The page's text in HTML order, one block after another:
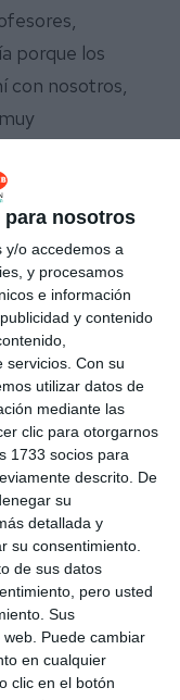
nosotros
y/o accedemos a
y procesamos
e información
y contenido
Con su
utilizar datos de
mediante las
clic para otorgarnos
1733 socios para
descrito. De
su
detallada y
su consentimiento.
de sus datos
pero usted
Sus
Puede cambiar
en cualquier
clic en el botón
porque los
con nosotros,
mundo laboral.
a todos
enlace: